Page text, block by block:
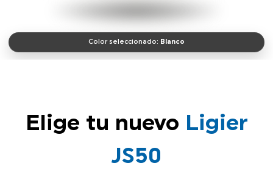
Color seleccionado: Blanco
Elige tu nuevo Ligier
JS50